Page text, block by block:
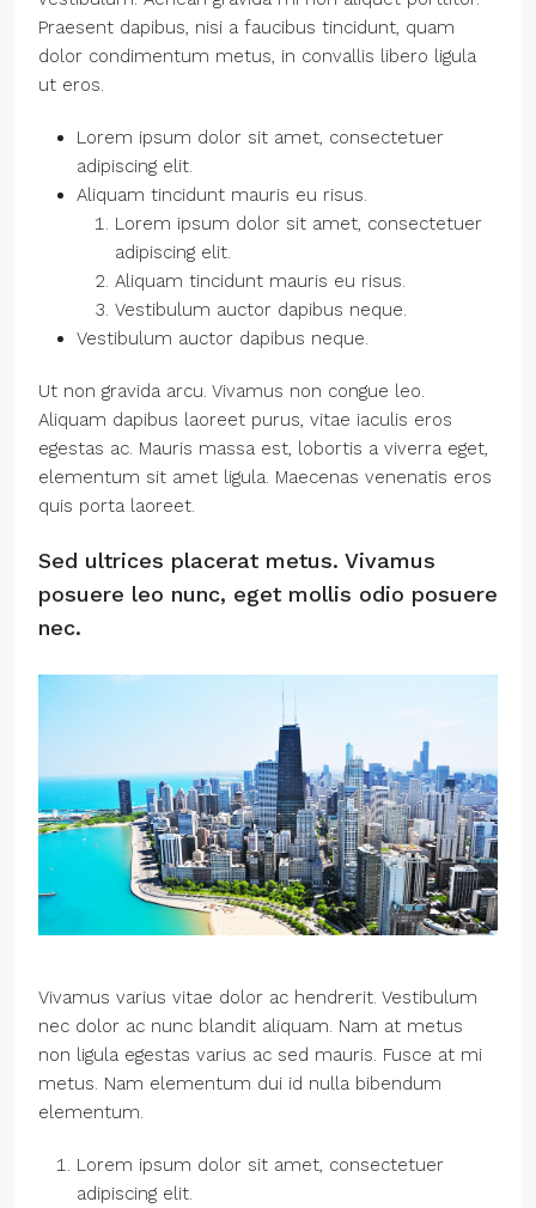
Praesent dapibus, nisi a faucibus tincidunt, quam
dolor condimentum metus, in convallis libero ligula
ut eros.
Lorem ipsum dolor sit amet, consectetuer
adipiscing elit.
Aliquam tincidunt mauris eu risus.
Lorem ipsum dolor sit amet, consectetuer
adipiscing elit.
Aliquam tincidunt mauris eu risus.
Vestibulum auctor dapibus neque.
Vestibulum auctor dapibus neque.
Ut non gravida arcu. Vivamus non congue leo.
Aliquam dapibus laoreet purus, vitae iaculis eros
egestas ac. Mauris massa est, lobortis a viverra eget,
elementum sit amet ligula. Maecenas venenatis eros
quis porta laoreet.
Sed ultrices placerat metus. Vivamus
posuere leo nunc, eget mollis odio posuere
nec.
Vivamus varius vitae dolor ac hendrerit. Vestibulum
nec dolor ac nunc blandit aliquam. Nam at metus
non ligula egestas varius ac sed mauris. Fusce at mi
metus. Nam elementum dui id nulla bibendum
elementum.
Lorem ipsum dolor sit amet, consectetuer
adipiscing elit.